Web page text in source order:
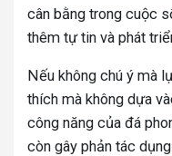
cân bằng trong cuộc
thêm tự tin và phát
Nếu không chú ý mà
thích mà không dựa
công năng của đá
còn gây phản tác